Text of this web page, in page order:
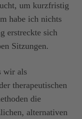
um kurzfristig
habe ich nichts
erstreckte sich
Sitzungen.
wir als
therapeutischen
die
alternativen